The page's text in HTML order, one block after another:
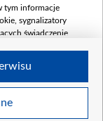
tym informacje
sygnalizatory
świadczenie
Ciebie